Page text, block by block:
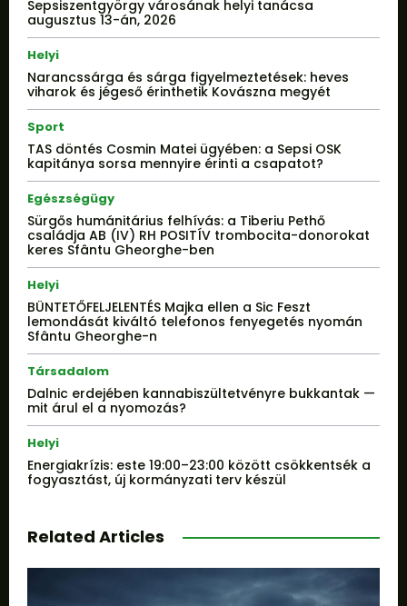
Sepsiszentgyörgy városának helyi tanácsa
augusztus 13-án, 2026
Helyi
Narancssárga és sárga figyelmeztetések: heves
viharok és jégeső érinthetik Kovászna megyét
Sport
TAS döntés Cosmin Matei ügyében: a Sepsi OSK
kapitánya sorsa mennyire érinti a csapatot?
Egészségügy
Sürgős humánitárius felhívás: a Tiberiu Pethő
családja AB (IV) RH POSITÍV trombocita-donorokat
keres Sfântu Gheorghe-ben
Helyi
BÜNTETŐFELJELENTÉS Majka ellen a Sic Feszt
lemondását kiváltó telefonos fenyegetés nyomán
Sfântu Gheorghe-n
Társadalom
Dalnic erdejében kannabiszültetvényre bukkantak —
mit árul el a nyomozás?
Helyi
Energiakrízis: este 19:00–23:00 között csökkentsék a
fogyasztást, új kormányzati terv készül
Related Articles